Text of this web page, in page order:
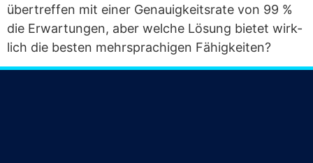
über­tref­fen mit einer Genau­ig­keits­ra­te von 99 %
die Erwar­tun­gen, aber wel­che Lösung bie­tet wirk­
lich die bes­ten mehr­spra­chi­gen Fähigkeiten?